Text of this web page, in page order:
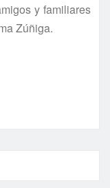
y familiares
Zúñiga.